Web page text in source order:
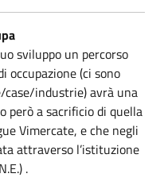
sviluppo un percorso
occupazione (ci sono
industrie) avrà una
però a sacrificio di quella
Vimercate, e che negli
attraverso l’istituzione
.